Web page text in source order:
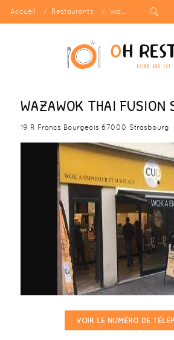
Accueil Restaurants Wazawok Thai Fusion SARL
WAZAWOK THAI FUSION
19 R Francs Bourgeois 67000 Strasbourg
VOIR LE NUMÉRO DE